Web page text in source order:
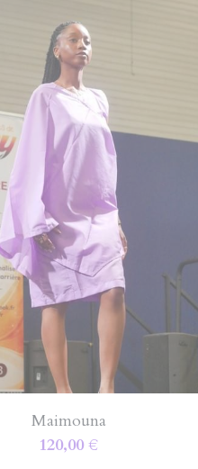
Maimouna
120,00 €